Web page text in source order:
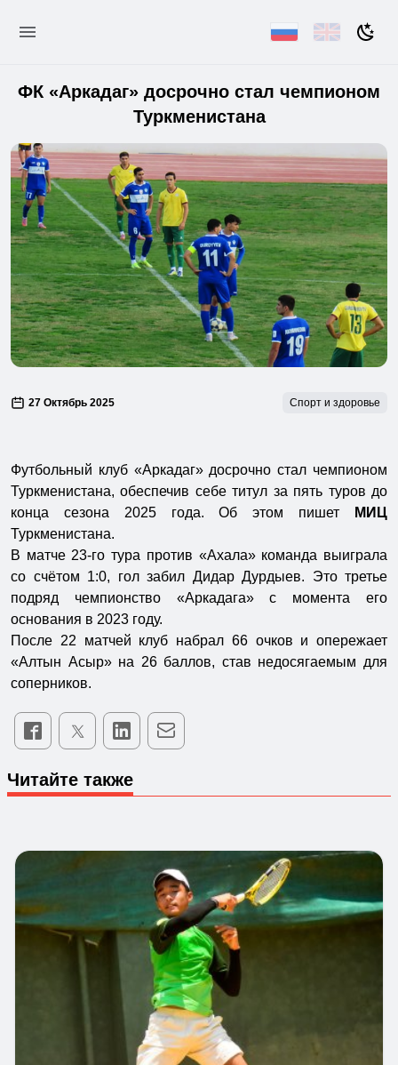
ФК «Аркадаг» досрочно стал чемпионом
Туркменистана
27 Октябрь 2025 Спорт и здоровье
Футбольный клуб «Аркадаг» досрочно стал чемпионом
Туркменистана, обеспечив себе титул за пять туров до
конца сезона 2025 года. Об этом пишет
МИЦ
Туркменистана.
В матче 23-го тура против «Ахала» команда выиграла
со счётом 1:0, гол забил Дидар Дурдыев. Это третье
подряд чемпионство «Аркадага» с момента его
основания в 2023 году.
После 22 матчей клуб набрал 66 очков и опережает
«Алтын Асыр» на 26 баллов, став недосягаемым для
соперников.
Читайте также